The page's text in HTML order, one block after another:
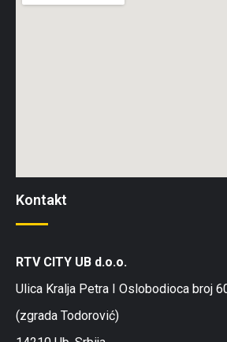
Kontakt
RTV CITY UB d.o.o.
Ulica Kralja Petra I Oslobodioca broj
(zgrada Todorović)